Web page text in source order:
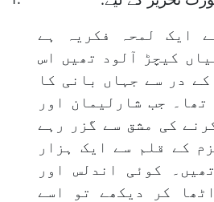
ایک لمحہ فکریہ ہے
کیچڑ آلود تھیں اس
در سے جہاں بانی کا
جب شارلیمان اور
کی مشق سے گزر رہے
کے قلم سے ایک ہزار
کوئی اندلس اور
کر دیکھے تو اسے